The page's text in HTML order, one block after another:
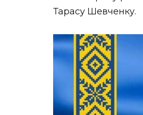
Тарасу Шевченку.